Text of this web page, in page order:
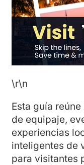
\r\n
Esta guía
de equipaje,
experiencias
inteligentes de
para visitantes